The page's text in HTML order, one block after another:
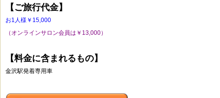
【ご旅行代金】
お1人様￥15,000
（オンラインサロン会員は￥13,000）
【料金に含まれるもの】
金沢駅発着専用車